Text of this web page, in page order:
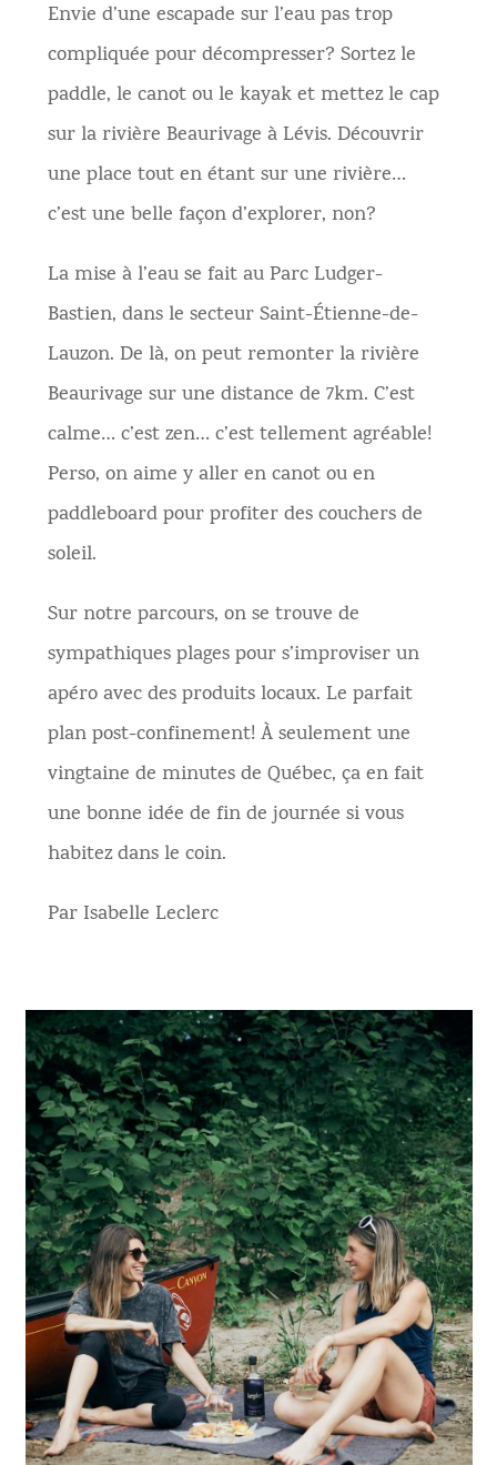
Envie d’une escapade sur l’eau pas trop
compliquée pour décompresser? Sortez le
paddle, le canot ou le kayak et mettez le cap
sur la rivière Beaurivage à Lévis. Découvrir
une place tout en étant sur une rivière…
c’est une belle façon d’explorer, non?
La mise à l’eau se fait au Parc Ludger-
Bastien, dans le secteur Saint-Étienne-de-
Lauzon. De là, on peut remonter la rivière
Beaurivage sur une distance de 7km. C’est
calme… c’est zen… c’est tellement agréable!
Perso, on aime y aller en canot ou en
paddleboard pour profiter des couchers de
soleil.
Sur notre parcours, on se trouve de
sympathiques plages pour s’improviser un
apéro avec des produits locaux. Le parfait
plan post-confinement! À seulement une
vingtaine de minutes de Québec, ça en fait
une bonne idée de fin de journée si vous
habitez dans le coin.
Par Isabelle Leclerc